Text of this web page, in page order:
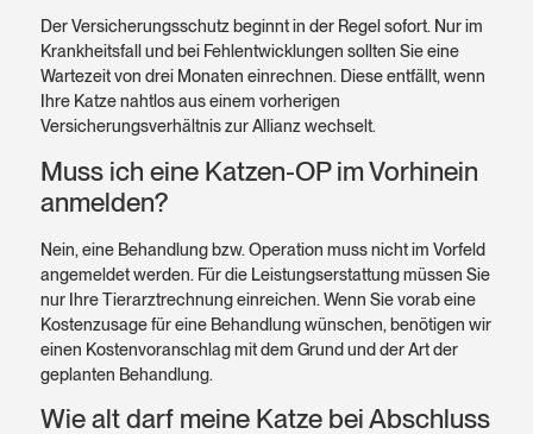
Der Versicherungsschutz beginnt in der Regel sofort. Nur im
Krankheitsfall und bei Fehlentwicklungen sollten Sie eine
Wartezeit von drei Monaten einrechnen. Diese entfällt, wenn
Ihre Katze nahtlos aus einem vorherigen
Versicherungsverhältnis zur Allianz wechselt.
Muss ich eine Katzen-OP im Vorhinein
anmelden?
Nein, eine Behandlung bzw. Operation muss nicht im Vorfeld
angemeldet werden. Für die Leistungserstattung müssen Sie
nur Ihre Tierarztrechnung einreichen. Wenn Sie vorab eine
Kostenzusage für eine Behandlung wünschen, benötigen wir
einen Kostenvoranschlag mit dem Grund und der Art der
geplanten Behandlung.
Wie alt darf meine Katze bei Abschluss